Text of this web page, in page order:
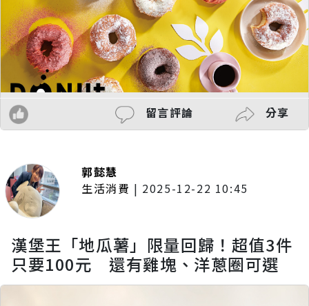
留言評論 分享
郭懿慧
生活消費 | 2025-12-22 10:45
漢堡王「地瓜薯」限量回歸！超值3件
只要100元 還有雞塊、洋蔥圈可選